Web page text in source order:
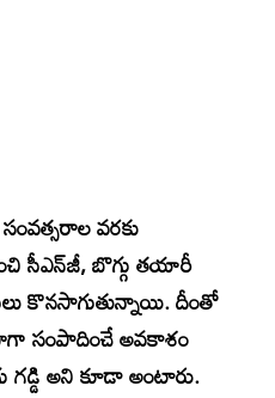
వరకు
సీఎన్‌జీ, బొగ్గు తయారీ
కొనసాగుతున్నాయి. దీంతో
బాగా సంపాదించే అవకాశం
గడ్డి అని కూడా అంటారు.